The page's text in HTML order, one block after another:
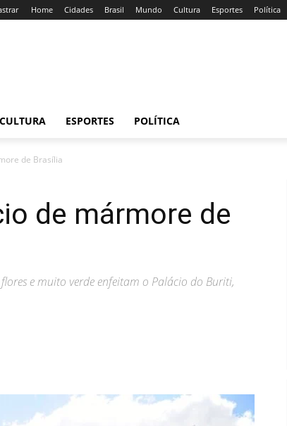
Home Cidades Brasil Mundo Cultura Esportes Política
CULTURA ESPORTES POLÍTICA
de Brasília
de mármore de
e muito verde enfeitam o Palácio do Buriti,